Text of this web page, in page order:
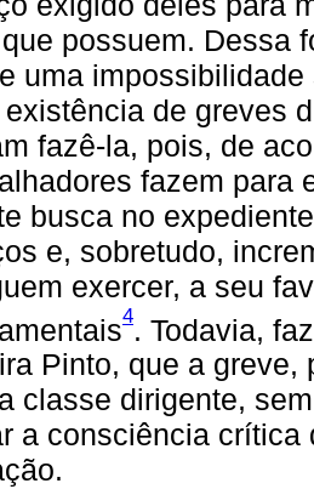
possuem. Dessa
uma
de greves
fazê-la, pois, de
fazem para
busca no
e, sobretudo,
exercer, a seu
4. Todavia,
Pinto, que a greve,
classe dirigente,
a consciência crítica